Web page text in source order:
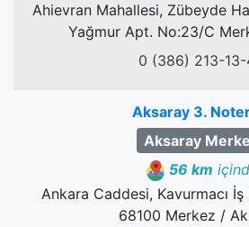
Ahievran Mahallesi, Zübeyde
Yağmur Apt. No:23/C
0 (386) 213-
Aksaray 3.
Aksaray
56 km
Ankara Caddesi, Kavurmacı
68100 Merkez /